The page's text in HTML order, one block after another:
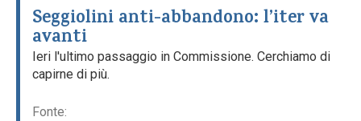
Seggiolini anti-abbandono: l’iter va
avanti
Ieri l'ultimo passaggio in Commissione. Cerchiamo di
capirne di più.
Fonte: